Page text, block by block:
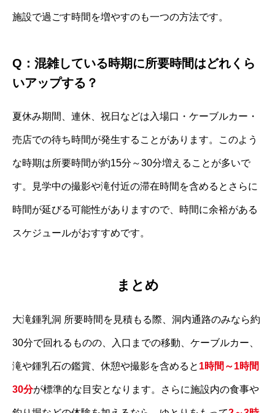
施設で過ごす時間を増やすのも一つの方法です。
Q：混雑している時期に所要時間はどれくら
いアップする？
夏休み期間、連休、祝日などは入場口・ケーブルカー・
売店での待ち時間が発生することがあります。このよう
な時期は所要時間が約15分～30分増えることが多いで
す。見学中の撮影や滝付近の滞在時間を含めるとさらに
時間が延びる可能性がありますので、時間に余裕がある
スケジュールがおすすめです。
まとめ
大滝鍾乳洞 所要時間を見積もる際、洞内通路のみなら約
30分で回れるものの、入口までの移動、ケーブルカー、
滝や鍾乳石の鑑賞、休憩や撮影を含めると 1時間～1時間
30分が標準的な目安となります。さらに施設内の食事や